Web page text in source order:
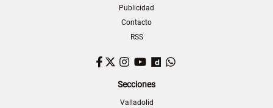
Publicidad
Contacto
RSS
Facebook
TwitterInstagram
YouTubeDailymotion
Secciones
Valladolid